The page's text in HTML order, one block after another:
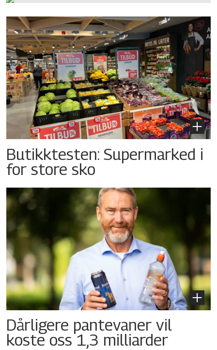
Butikktesten: Supermarked i
for store sko
Dårligere pantevaner vil
koste oss 1,3 milliarder